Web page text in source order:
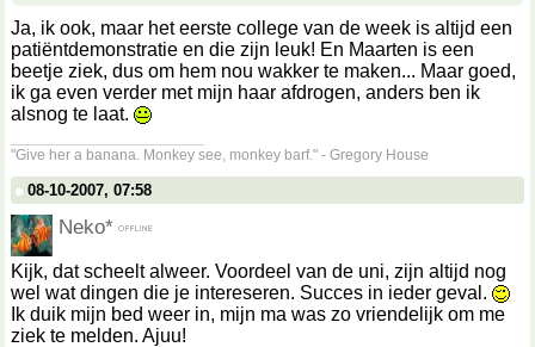
Ja, ik ook, maar het eerste college van de week is altijd een
patiëntdemonstratie en die zijn leuk! En Maarten is een
beetje ziek, dus om hem nou wakker te maken... Maar goed,
ik ga even verder met mijn haar afdrogen, anders ben ik
alsnog te laat.
"Give her a banana. Monkey see, monkey barf." - Gregory House
08-10-2007, 07:58
Neko*
Kijk, dat scheelt alweer. Voordeel van de uni, zijn altijd nog
wel wat dingen die je intereseren. Succes in ieder geval.
Ik duik mijn bed weer in, mijn ma was zo vriendelijk om me
ziek te melden. Ajuu!